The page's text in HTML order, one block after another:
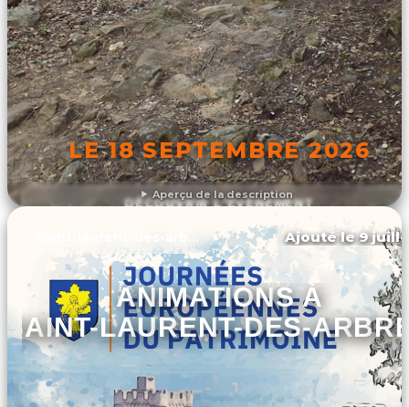
Aperçu de la description
LE 18 SEPTEMBRE 2026
DÉCOUVRIR L'ÉVÉNEMENT
Ajouté le 9
ANIMATIONS À
SAINT-LAURENT-DES-